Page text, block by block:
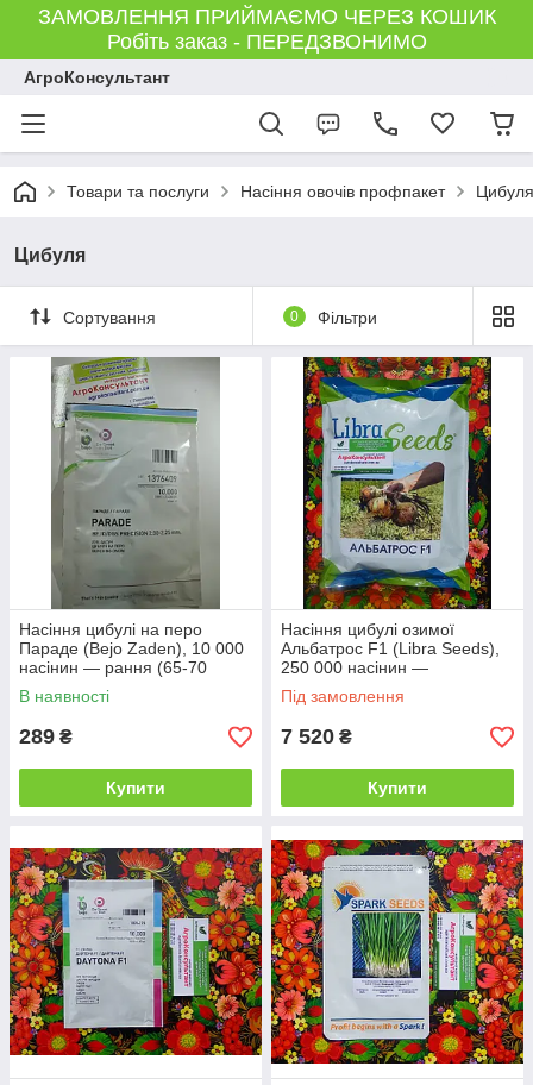
ЗАМОВЛЕННЯ ПРИЙМАЄМО ЧЕРЕЗ КОШИК
Робіть заказ - ПЕРЕДЗВОНИМО
АгроКонсультант
Товари та послуги Насіння овочів профпакет Цибуля
Цибуля
Сортування 0 Фільтри
Насіння цибулі на перо
Параде (Bejo Zaden), 10 000
насінин — рання (65-70
днів), високоврожайна
В наявності
289 ₴
Купити
Насіння цибулі озимої
Альбатрос F1 (Libra Seeds),
250 000 насінин —
середньопізня (280-290 днів)
Під замовлення
7 520 ₴
Купити